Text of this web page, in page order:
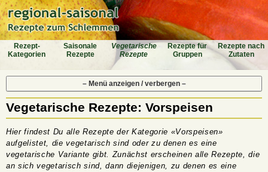
Rezept-
Katego­rien
Saiso­nale
Rezepte
Vegeta­rische
Rezepte
Rezepte für
Gruppen
Rezepte nach
Zutaten
– Menü anzeigen / verbergen –
Vegetarische Rezepte: Vorspeisen
Hier findest Du alle Rezepte der Kategorie «Vorspeisen»
aufgelistet, die vegetarisch sind oder zu denen es eine
vegetarische Variante gibt. Zunächst erscheinen alle Rezepte, die
an sich vegetarisch sind, dann diejenigen, zu denen es eine